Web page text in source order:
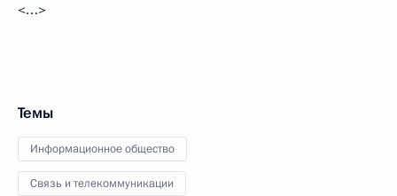
<…>
Темы
Информационное общество
Связь и телекоммуникации